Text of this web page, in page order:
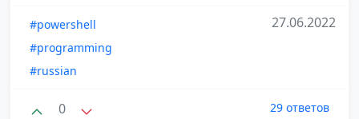
#powershell
#programming
#russian
27.06.2022
0 29 ответов